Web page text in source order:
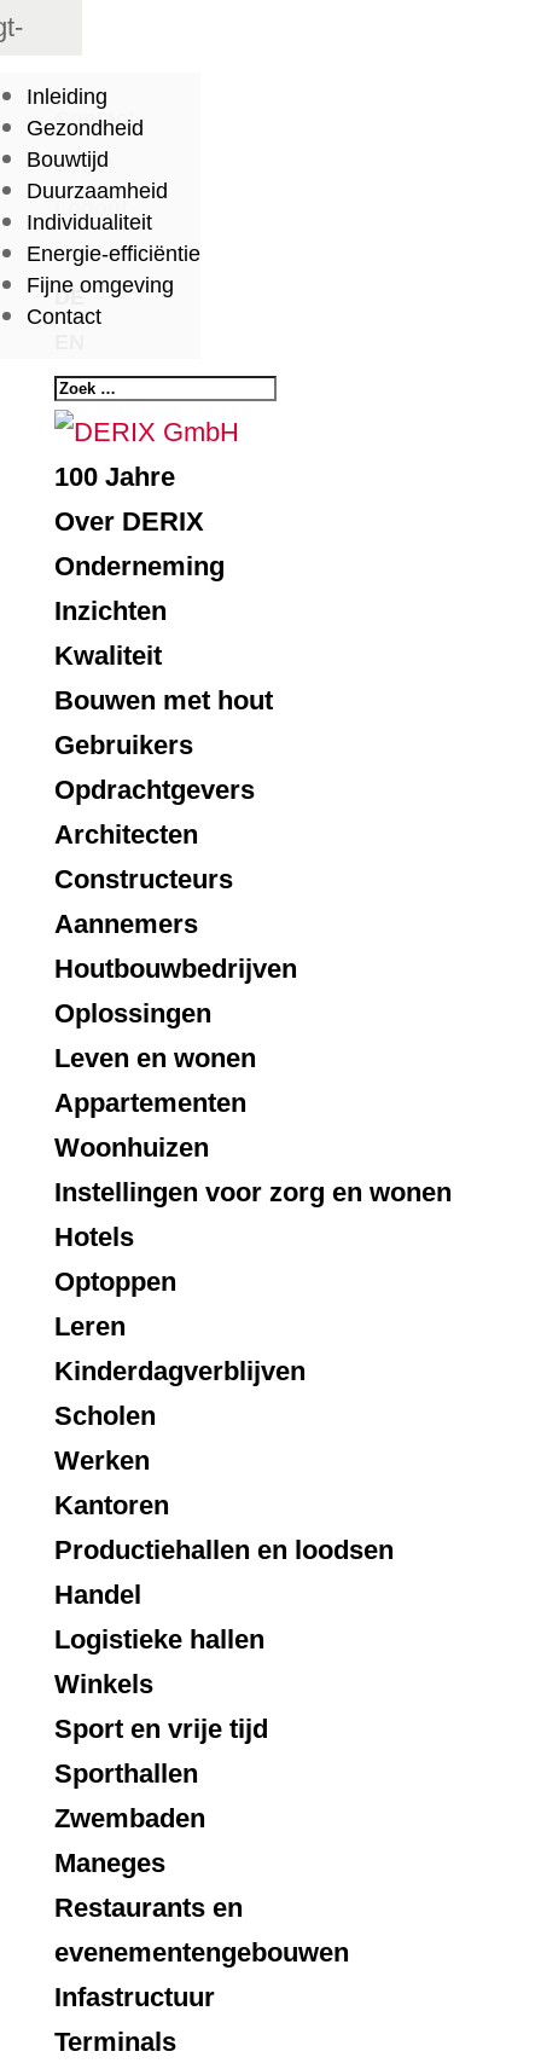
Contact
Login
Logout
NL
DE
100 Jahre
Over DERIX
Onderneming
Inzichten
Kwaliteit
Bouwen met hout
Gebruikers
Opdrachtgevers
Architecten
Constructeurs
Aannemers
Houtbouwbedrijven
Oplossingen
Leven en wonen
Appartementen
Woonhuizen
Instellingen voor zorg en wonen
Hotels
Optoppen
Leren
Kinderdagverblijven
Scholen
Werken
Kantoren
Productiehallen en loodsen
Handel
Logistieke hallen
Winkels
Sport en vrije tijd
Sporthallen
Zwembaden
Maneges
Restaurants en
evenementengebouwen
Infastructuur
Terminals
Inleiding
Gezondheid
Bouwtijd
Duurzaamheid
Individualiteit
Energie-efficiëntie
Fijne omgeving
Contact